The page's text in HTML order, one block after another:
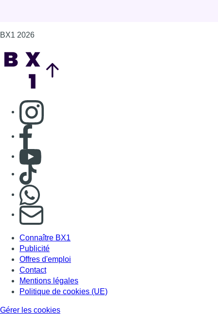
BX1 2026
Consulter page Instagram
Consulter page Facebook
Consulter Youtube
Consulter TikTok
S'abonner à notre newsletter
Connaître BX1
Publicité
Offres d'emploi
Contact
Mentions légales
Politique de cookies (UE)
Gérer les cookies